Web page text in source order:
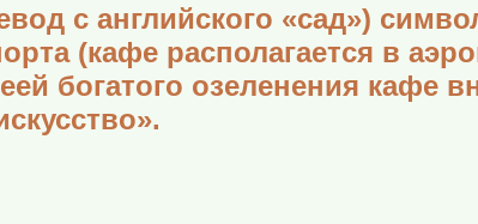
с английского «сад»)
(кафе располагается в
богатого озеленения кафе